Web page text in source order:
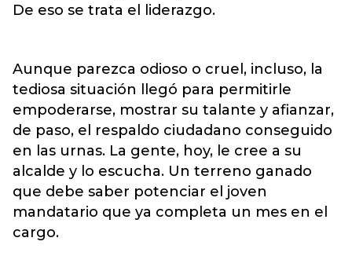
De eso se trata el liderazgo.
Aunque parezca odioso o cruel, incluso, la
tediosa situación llegó para permitirle
empoderarse, mostrar su talante y afianzar,
de paso, el respaldo ciudadano conseguido
en las urnas. La gente, hoy, le cree a su
alcalde y lo escucha. Un terreno ganado
que debe saber potenciar el joven
mandatario que ya completa un mes en el
cargo.